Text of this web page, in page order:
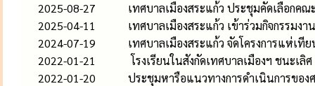
2025-08-27
เทศบาลเมืองสระแก้ว ประชุมคัดเลือกค
2025-04-11
เทศบาลเมืองสระแก้ว เข้าร่วมกิจกรรม
2024-07-19
เทศบาลเมืองสระแก้ว จัดโครงการแห่เ
2022-01-21
โรงเรียนในสังกัดเทศบาลเมืองฯ ชนะเลิ
2022-01-20
ประชุมหารือแนวทางการดำเนินการของ